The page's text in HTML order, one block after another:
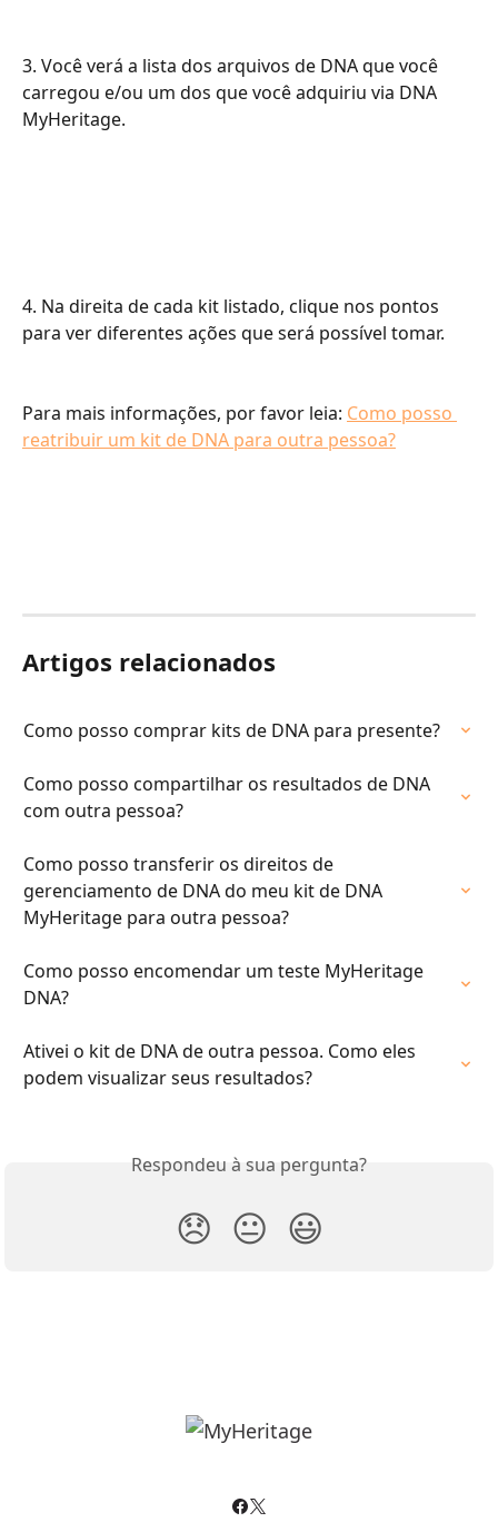
3. Você verá a lista dos arquivos de DNA que você
carregou e/ou um dos que você adquiriu via DNA
MyHeritage.
4. Na direita de cada kit listado, clique nos pontos
para ver diferentes ações que será possível tomar.
Para mais informações, por favor leia: Como posso
reatribuir um kit de DNA para outra pessoa?
Artigos relacionados
Como posso comprar kits de DNA para presente?
Como posso compartilhar os resultados de DNA
com outra pessoa?
Como posso transferir os direitos de
gerenciamento de DNA do meu kit de DNA
MyHeritage para outra pessoa?
Como posso encomendar um teste MyHeritage
DNA?
Ativei o kit de DNA de outra pessoa. Como eles
podem visualizar seus resultados?
Respondeu à sua pergunta?
😞 😐 😃